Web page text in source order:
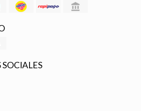
SOCIALES